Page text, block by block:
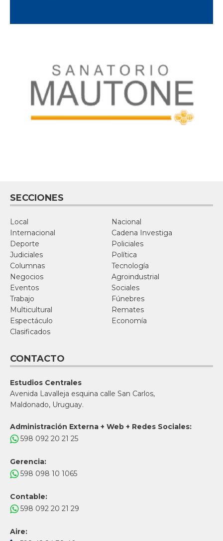
SECCIONES
Local
Nacional
Internacional
Cadena Investiga
Deporte
Policiales
Judiciales
Política
Columnas
Tecnología
Negocios
Agroindustrial
Eventos
Sociales
Trabajo
Fúnebres
Multicultural
Remates
Espectáculo
Economía
Clasificados
CONTACTO
Estudios Centrales
Avenida Lavalleja esquina calle San Carlos,
Maldonado, Uruguay.
Administración Externa + Web + Redes Sociales:
598 092 20 21 25
Gerencia:
598 098 10 1065
Contable:
598 092 20 21 29
Aire: